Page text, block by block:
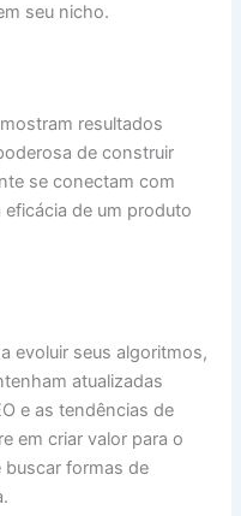
seu nicho.
resultados
de construir
se conectam com
de um produto
evoluir seus algoritmos,
atualizadas
e as tendências de
em criar valor para o
buscar formas de